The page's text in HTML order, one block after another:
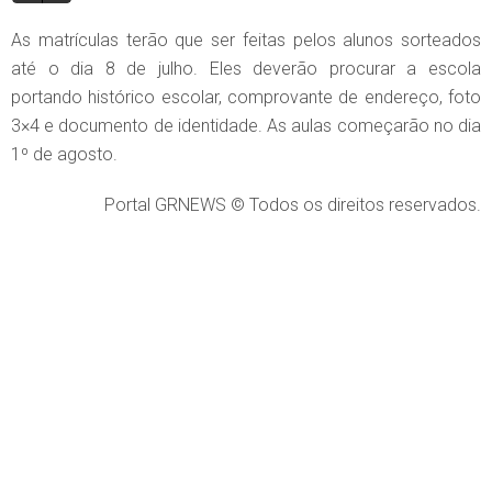
As matrículas terão que ser feitas pelos alunos sorteados
até o dia 8 de julho. Eles deverão procurar a escola
portando histórico escolar, comprovante de endereço, foto
3×4 e documento de identidade. As aulas começarão no dia
1º de agosto.
Portal GRNEWS © Todos os direitos reservados.